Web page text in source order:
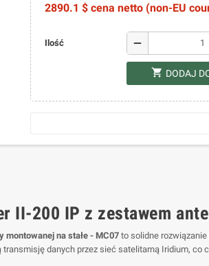
2890.1 $ cena netto (non-EU
Ilość remove
shopping_cart DODAJ
II-200 IP z zestawem
na stałe - MC07 to solidne
danych przez sieć satelitarną Iridium,